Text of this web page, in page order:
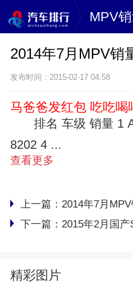
MPV
2014年7月MPV销
发布时间：2015-02-17 04:58
马爸爸发红包 吃吃喝
排名 车级 销量 1
8202 4 ...
查看更多
上一篇： 2014年7月
下一篇： 2015年2月国
精彩图片